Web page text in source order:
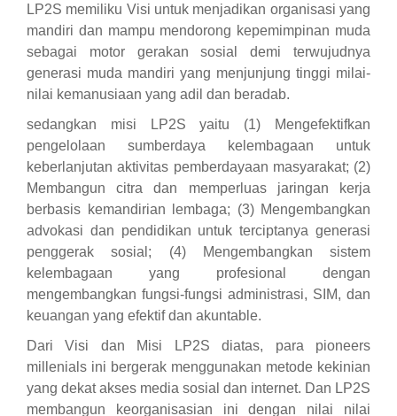
LP2S memiliku Visi untuk menjadikan organisasi yang
mandiri dan mampu mendorong kepemimpinan muda
sebagai motor gerakan sosial demi terwujudnya
generasi muda mandiri yang menjunjung tinggi milai-
nilai kemanusiaan yang adil dan beradab.
sedangkan misi LP2S yaitu (1) Mengefektifkan
pengelolaan sumberdaya kelembagaan untuk
keberlanjutan aktivitas pemberdayaan masyarakat; (2)
Membangun citra dan memperluas jaringan kerja
berbasis kemandirian lembaga; (3) Mengembangkan
advokasi dan pendidikan untuk terciptanya generasi
penggerak sosial; (4) Mengembangkan sistem
kelembagaan yang profesional dengan
mengembangkan fungsi-fungsi administrasi, SIM, dan
keuangan yang efektif dan akuntable.
Dari Visi dan Misi LP2S diatas, para pioneers
millenials ini bergerak menggunakan metode kekinian
yang dekat akses media sosial dan internet. Dan LP2S
membangun keorganisasian ini dengan nilai nilai